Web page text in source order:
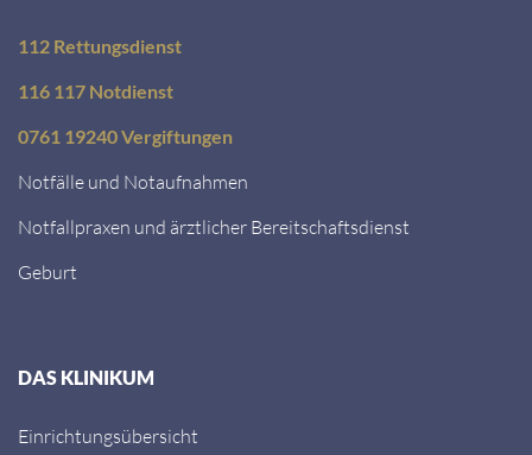
112 Rettungsdienst
116 117 Notdienst
0761 19240 Vergiftungen
Notfälle und Notaufnahmen
Notfallpraxen und ärztlicher Bereitschaftsdienst
Geburt
DAS KLINIKUM
Einrichtungsübersicht